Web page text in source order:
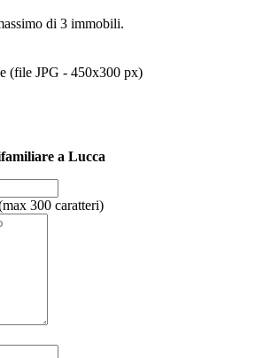
di 3 immobili.
(file JPG - 450x300 px)
a Lucca
300 caratteri)